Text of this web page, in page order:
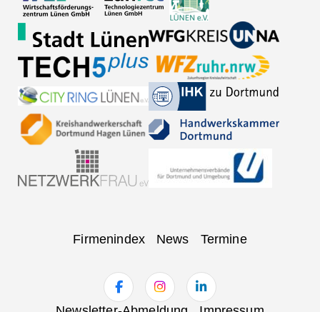
Firmenindex News Termine
Navigation